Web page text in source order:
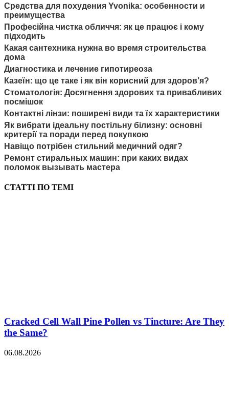
Средства для похудения Yvonika: особенности и
преимущества
Професійна чистка обличчя: як це працює і кому
підходить
Какая сантехника нужна во время строительства
дома
Диагностика и лечение гипотиреоза
Казеїн: що це таке і як він корисний для здоров’я?
Стоматологія: Досягнення здорових та привабливих
посмішок
Контактні лінзи: поширені види та їх характеристики
Як вибрати ідеальну постільну білизну: основні
критерії та поради перед покупкою
Навіщо потрібен стильний медичний одяг?
Ремонт стиральных машин: при каких видах
поломок вызывать мастера
СТАТТІ ПО ТЕМІ
Cracked Cell Wall Pine Pollen vs Tincture: Are They
the Same?
06.08.2026